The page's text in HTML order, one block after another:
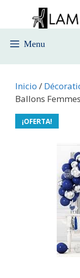
contenido
Menu
Inicio /
Ballons
¡OFERTA!